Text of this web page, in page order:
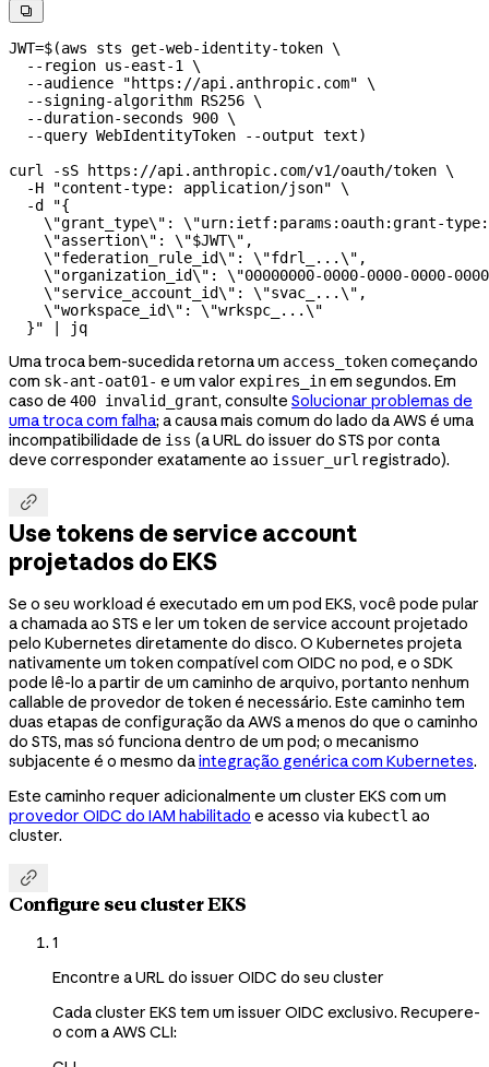

JWT=$(aws sts get-web-identity-token \
  --region
us-east-1
\
  --audience
"https://api.anthropic.com" \
  --signing-algorithm
RS256 \
  --duration-seconds
900 \
  --query
WebIdentityToken --output text)
curl
-sS https://api.anthropic.com/v1/oauth/token \
  -H
"content-type: application/json" \
  -d
"{
    \"
grant_type\" : \"urn:ietf:params:oauth:grant-
    \"
assertion\" : \"$JWT\" ,
    \"
federation_rule_id\" : \"fdrl_...\" ,
    \"
organization_id\" : \"00000000-0000-0000-0000-
    \"
service_account_id\" : \"svac_...\" ,
    \"
workspace_id\" : \"wrkspc_...\"
  }"
| jq
Uma troca bem-sucedida retorna um access_tokencomeçando
com sk-ant-oat01- e um valor expires_inem segundos. Em
caso de 400 invalid_grant, consulte Solucionar problemas de
uma troca com falha; a causa mais comum do lado da AWS é uma
incompatibilidade de iss (a URL do issuer do STS por conta
deve corresponder exatamente ao issuer_url registrado).

Use tokens de service account
projetados do EKS
Se o seu workload é executado em um pod EKS, você pode pular
a chamada ao STS e ler um token de service account projetado
pelo Kubernetes diretamente do disco. O Kubernetes projeta
nativamente um token compatível com OIDC no pod, e o SDK
pode lê-lo a partir de um caminho de arquivo, portanto nenhum
callable de provedor de token é necessário. Este caminho tem
duas etapas de configuração da AWS a menos do que o caminho
do STS, mas só funciona dentro de um pod; o mecanismo
subjacente é o mesmo daintegração genérica com Kubernetes.
Este caminho requer adicionalmente um cluster EKS com um
provedor OIDC do IAM habilitado e acesso via kubectl ao
cluster.

Configure seu cluster EKS
1
Encontre a URL do issuer OIDC do seu cluster
Cada cluster EKS tem um issuer OIDC exclusivo. Recupere-
o com a AWS CLI: